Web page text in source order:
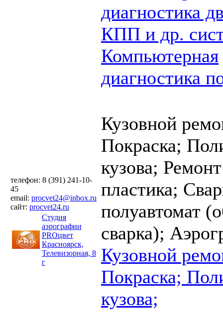
диагностика
КПП и др.
Компьютерная
диагностика
телефон: 8 (391) 241-10-
45
email: procvet24@inbox.ru
сайт: procvet24.ru
Студия
аэрографии
PROцвет
Красноярск,
Телевизорная, 8
г
Кузовной
Покраска;
кузова;
пластика;
полуавтомат
сварка);
Кузовной
Покраска;
кузова;